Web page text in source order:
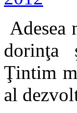
Adesea
dorinţa
Ţintim
al